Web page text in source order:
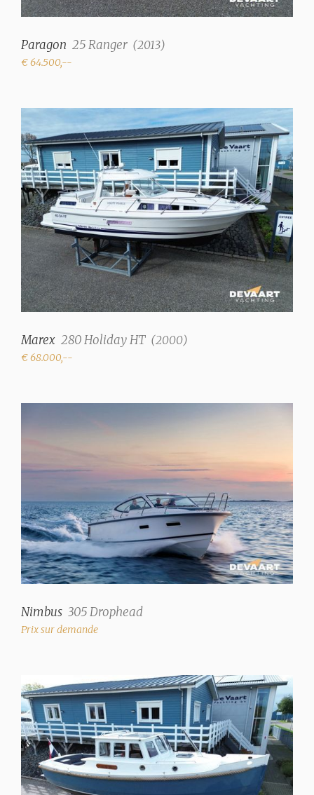
Nombre de cabines
Nb. de couchettes
Couchettes supplémentaires
Type d'intérieur
Finition en bois de teck
Couleur tissus d'ameublement
bleu
Réservoir d'eau
150 litre
Jauge de réservoir d'eau
✓
Réservoir eaux noires
100 Litre
Chaudière Isotemp
Douches
1 (+ douche extérieure
chaude et froide)
1 (manual) (Jabsco)
Radio/CD
de CD)
Cuisinier
Gasoil à 2 brûleurs
(Wallas)
Réfrigérateur
✓
Paragon 25 Ranger (2013)
€ 64.500,--
Marex 280 Holiday HT (2000)
€ 68.000,--
Nimbus 305 Drophead
Prix sur demande